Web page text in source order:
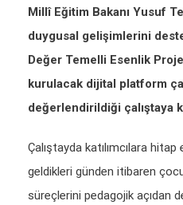
Millî Eğitim Bakanı Yusuf
duygusal gelişimlerini
Değer Temelli Esenlik
kurulacak dijital platform
değerlendirildiği çalıştaya
Çalıştayda katılımcılara
geldikleri günden itibaren
süreçlerini pedagojik açıdan